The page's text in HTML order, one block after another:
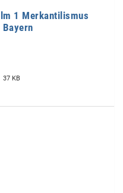
1 Merkantilismus
37 KB